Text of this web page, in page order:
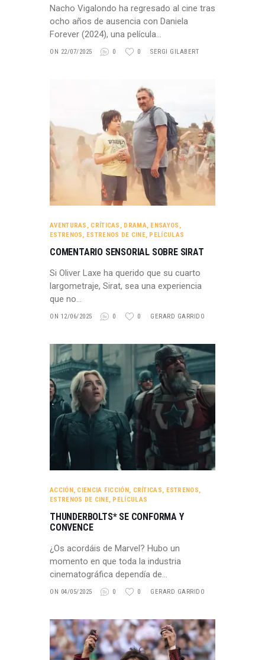
Nacho Vigalondo ha regresado al cine tras
ocho años de ausencia con Daniela
Forever (2024), una película…
ON 22/07/2025 0 0 SERGI GILABERT
AVENTURAS , CRÍTICAS , DRAMA, ENSAYOS ,
ESTRENOS, ESTRENOS DE CINE, PELÍCULAS
COMENTARIO SENSORIAL SOBRE SIRAT
Si Oliver Laxe ha querido que su cuarto
largometraje, Sirat, sea una experiencia
que no…
ON 12/06/2025 0 0 GERARD GARRIDO
ACCIÓN , CIENCIA FICCIÓN , CRÍTICAS, ESTRENOS,
ESTRENOS DE CINE, PELÍCULAS
THUNDERBOLTS* SE CONFORMA Y
CONVENCE
¿Os acordáis de Marvel? Hubo un
momento en que toda la industria
cinematográfica dependía de…
ON 04/05/2025 0 0 GERARD GARRIDO